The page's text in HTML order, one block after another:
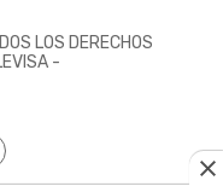
LOS DERECHOS
-